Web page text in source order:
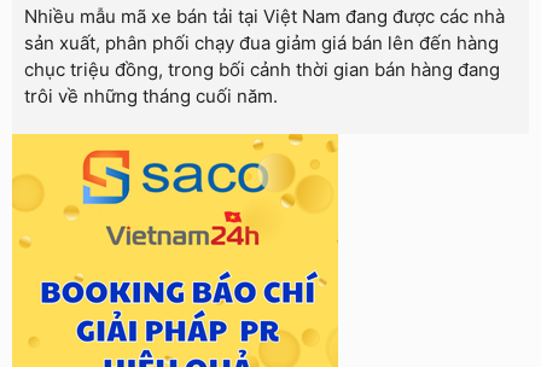
Nhiều mẫu mã xe bán tải tại Việt Nam đang được các nhà
sản xuất, phân phối chạy đua giảm giá bán lên đến hàng
chục triệu đồng, trong bối cảnh thời gian bán hàng đang
trôi về những tháng cuối năm.